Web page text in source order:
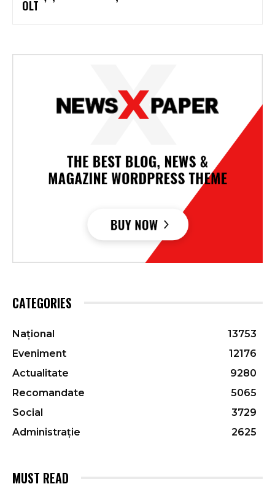
OLT
CATEGORIES
Național
13753
Eveniment
12176
Actualitate
9280
Recomandate
5065
Social
3729
Administrație
2625
MUST READ